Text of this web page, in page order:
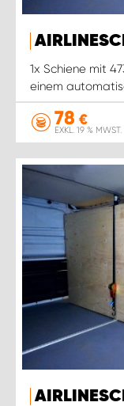
1x Schiene mit
einem
78 €
EXKL. 19 % MWST.